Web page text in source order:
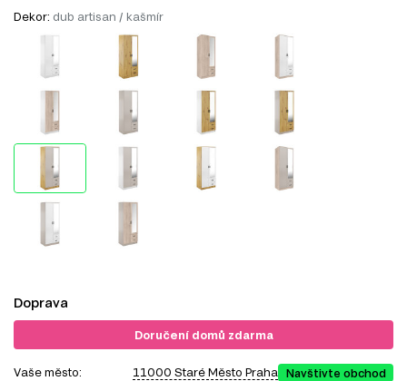
Dekor: dub artisan / kašmír
Doprava
Doručení domů zdarma
Vaše město: 11000 Staré Město Praha Navštivte obchod